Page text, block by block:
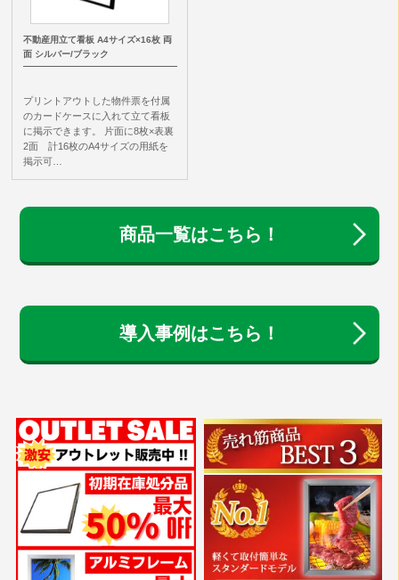
不動産用立て看板 A4サイズ×16枚 両
面 シルバー/ブラック
プリントアウトした物件票を付属
のカードケースに入れて立て看板
に掲示できます。 片面に8枚×表裏
2面 計16枚のA4サイズの用紙を
掲示可…
商品一覧はこちら！
導入事例はこちら！